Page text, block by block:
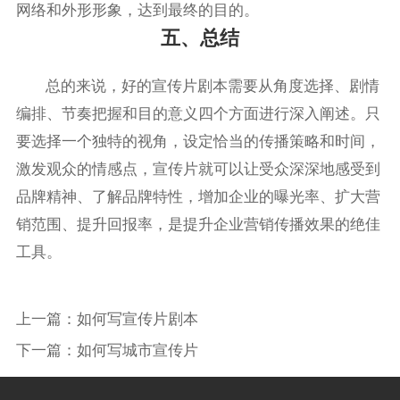
网络和外形形象，达到最终的目的。
五、总结
总的来说，好的宣传片剧本需要从角度选择、剧情
编排、节奏把握和目的意义四个方面进行深入阐述。只
要选择一个独特的视角，设定恰当的传播策略和时间，
激发观众的情感点，宣传片就可以让受众深深地感受到
品牌精神、了解品牌特性，增加企业的曝光率、扩大营
销范围、提升回报率，是提升企业营销传播效果的绝佳
工具。
上一篇： 如何写宣传片剧本
下一篇： 如何写城市宣传片